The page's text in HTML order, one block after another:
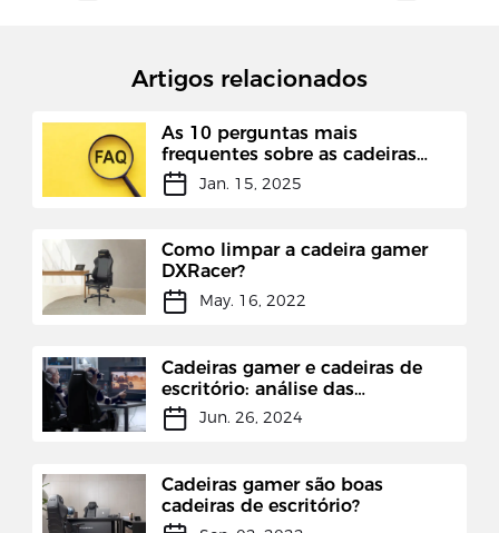
Artigos relacionados
As 10 perguntas mais
frequentes sobre as cadeiras
gamer de qualidade DXRACER
Jan. 15, 2025
Como limpar a cadeira gamer
DXRacer?
May. 16, 2022
Cadeiras gamer e cadeiras de
escritório: análise das
diferenças
Jun. 26, 2024
Cadeiras gamer são boas
cadeiras de escritório?